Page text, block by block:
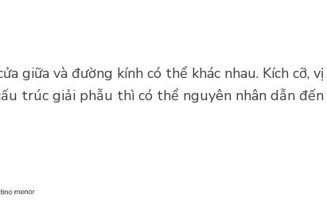
giữa và đường kính có thể khác nhau. Kích cỡ,
trúc giải phẫu thì có thể nguyên nhân dẫn